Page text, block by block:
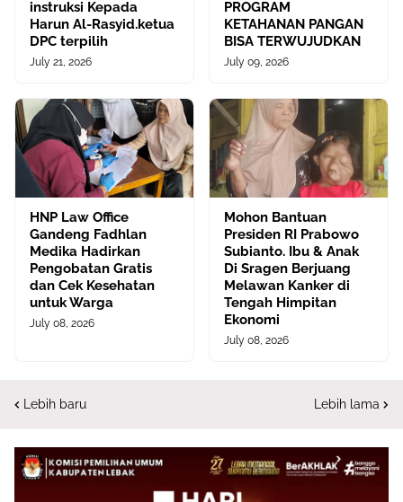
instruksi Kepada
Harun Al-Rasyid.ketua
DPC terpilih
July 21, 2026
PROGRAM
KETAHANAN PANGAN
BISA TERWUJUDKAN
July 09, 2026
HNP Law Office
Gandeng Fadhlan
Medika Hadirkan
Pengobatan Gratis
dan Cek Kesehatan
untuk Warga
July 08, 2026
Mohon Bantuan
Presiden RI Prabowo
Subianto. Ibu & Anak
Di Sragen Berjuang
Melawan Kanker di
Tengah Himpitan
Ekonomi
July 08, 2026
Lebih baru Lebih lama